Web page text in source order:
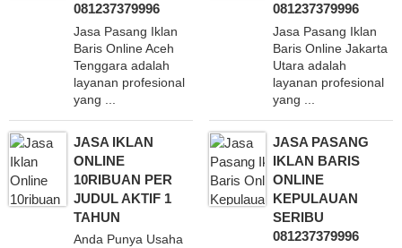
081237379996
Jasa Pasang Iklan
Baris Online Aceh
Tenggara adalah
layanan profesional
yang ...
081237379996
Jasa Pasang Iklan
Baris Online Jakarta
Utara adalah
layanan profesional
yang ...
JASA IKLAN
ONLINE
10RIBUAN PER
JUDUL AKTIF 1
TAHUN
Anda Punya Usaha
JASA PASANG
IKLAN BARIS
ONLINE
KEPULAUAN
SERIBU
081237379996